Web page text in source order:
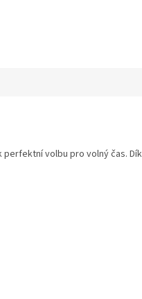
volbu pro volný čas.